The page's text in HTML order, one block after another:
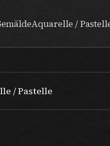
Aquarelle /
/ Pastelle